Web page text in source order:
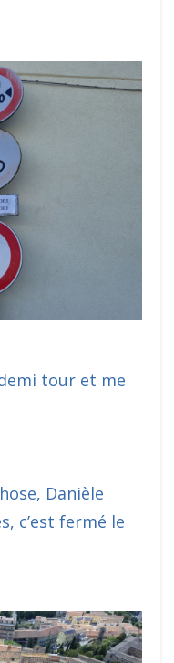
tour et me
Danièle
c’est fermé le